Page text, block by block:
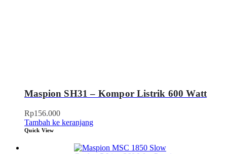
Maspion SH31 – Kompor Listrik 600 Watt
Rp156.000
Tambah ke keranjang
Quick View